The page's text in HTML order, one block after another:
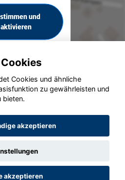
und
aktivieren
GmbH 2020 - 2026
Cookies und ähnliche
zu gewährleisten und
bieten.
akzeptieren
akzeptieren